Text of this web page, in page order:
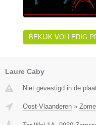
BEKIJK VOLLEDIG
Laure Caby
Niet gevestigd in de
Oost-Vlaanderen »